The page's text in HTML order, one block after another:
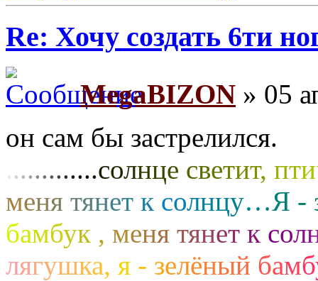
Re: Хочу создать 6ти
MegaBIZON » 05
он сам бы застрелился.
............солнце светит, пти
меня тянет к солнцу…Я -
бамбук , меня тянет к сол
лягушка, я - зелёный бамб